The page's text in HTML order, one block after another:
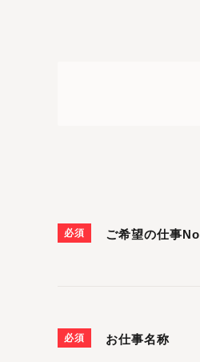
必須 ご希望の仕事No
必須 お仕事名称